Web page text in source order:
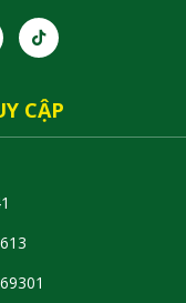
CẬP
69301